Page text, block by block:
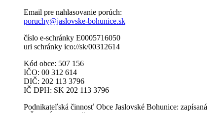
Email pre nahlasovanie porúch:
poruchy@jaslovske-bohunice.sk
číslo e-schránky E0005716050
uri schránky ico://sk/00312614
Kód obce: 507 156
IČO: 00 312 614
DIČ: 202 113 3796
IČ DPH: SK 202 113 3796
Podnikateľská činnosť Obce Jaslovské Bohunice: zapísaná